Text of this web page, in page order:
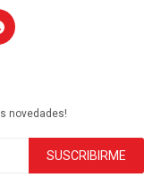
novedades!
SUSCRIBIRME